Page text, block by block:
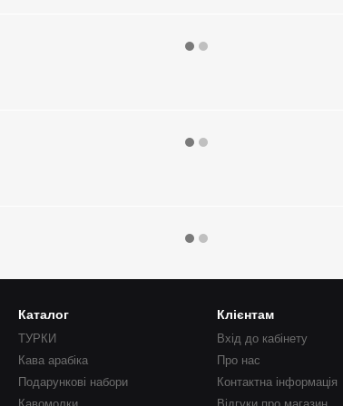
Каталог
ТУРКИ
Кава арабіка
Подарункові набори
Клієнтам
Вхід до кабінету
Про нас
Контактна інформація